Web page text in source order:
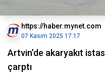
https://haber.mynet.com
07 Kasım 2025 17:17
Artvin’de akaryakıt
çarptı